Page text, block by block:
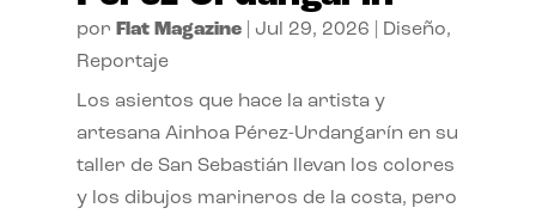
por Flat Magazine| Jul 29, 2026 Diseño,
Reportaje
Los asientos que hace la artista y
artesana Ainhoa Pérez-Urdangarín en su
taller de San Sebastián llevan los colores
y los dibujos marineros de la costa, pero